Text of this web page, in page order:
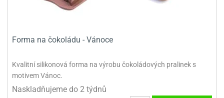
Forma na čokoládu - Vánoce
Kvalitní silikonová forma na výrobu čokoládových pralinek s
motivem Vánoc.
Naskladňujeme do 2 týdnů